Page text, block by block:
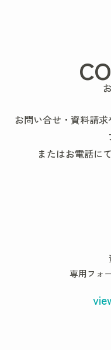
お問い合せ・資料請
またはお電話に
専用フォ